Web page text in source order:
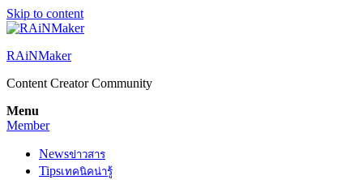
Skip to content
RAiNMaker
Content Creator Community
Menu
Member
Newsข่าวสาร
Tipsเทคนิคน่ารู้